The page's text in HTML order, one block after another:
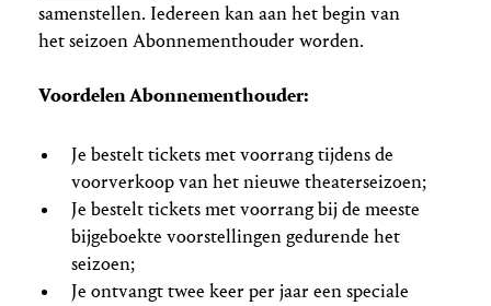
samenstellen. Iedereen kan aan het begin van
het seizoen Abonnementhouder worden.
Voordelen Abonnementhouder:
Je bestelt tickets met voorrang tijdens de
voorverkoop van het nieuwe theaterseizoen;
Je bestelt tickets met voorrang bij de meeste
bijgeboekte voorstellingen gedurende het
seizoen;
Je ontvangt twee keer per jaar een speciale